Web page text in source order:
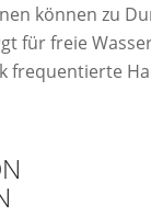
können zu
für freie
frequentierte